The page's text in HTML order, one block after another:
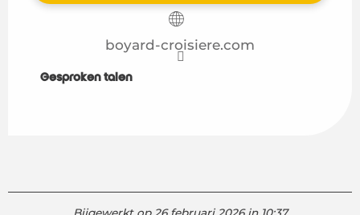
boyard-croisiere.com
Gesproken talen
Gesproken talen
Bijgewerkt op 26 februari 2026 in 10:37